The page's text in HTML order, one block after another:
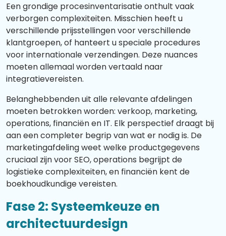
Een grondige procesinventarisatie onthult vaak
verborgen complexiteiten. Misschien heeft u
verschillende prijsstellingen voor verschillende
klantgroepen, of hanteert u speciale procedures
voor internationale verzendingen. Deze nuances
moeten allemaal worden vertaald naar
integratievereisten.
Belanghebbenden uit alle relevante afdelingen
moeten betrokken worden: verkoop, marketing,
operations, financiën en IT. Elk perspectief draagt bij
aan een completer begrip van wat er nodig is. De
marketingafdeling weet welke productgegevens
cruciaal zijn voor SEO, operations begrijpt de
logistieke complexiteiten, en financiën kent de
boekhoudkundige vereisten.
Fase 2: Systeemkeuze en
architectuurdesign